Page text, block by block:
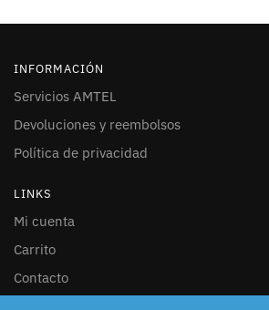
INFORMACIÓN
Servicios AMTEL
Devoluciones y reembolsos
Política de privacidad
LINKS
Mi cuenta
Carrito
Contacto